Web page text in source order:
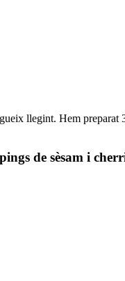
llegint. Hem
de sèsam i